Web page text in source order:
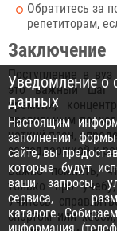
Обратитесь за
репетиторам,
Заключение
Поступление в
это важный шаг
времени,
правильным
четкий план,
за поддержкой к
Важно помнить,
только про
Учитесь
спортом или
Уведомление о
данных
Настоящим
заполнении
сайте, вы
которые будут
ваши запросы,
сервиса,
каталоге.